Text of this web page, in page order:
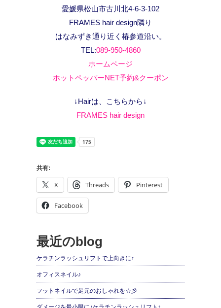
愛媛県松山市古川北4-6-3-102
FRAMES hair design隣り
はなみずき通り近く椿参道沿い。
TEL:089-950-4860
ホームページ
ホットペッパーNET予約&クーポン
↓Hairは、こちらから↓
FRAMES hair design
共有:
X Threads Pinterest
Facebook
最近のblog
ケラチンラッシュリフトで上向きに↑
オフィスネイル♪
フットネイルで足元のおしゃれを☆彡